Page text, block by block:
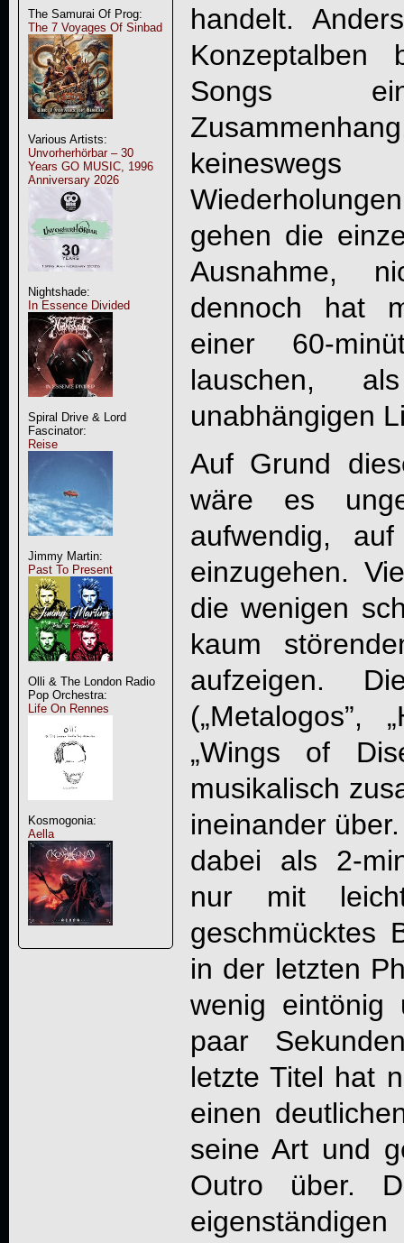
The Samurai Of Prog:
The 7 Voyages Of Sinbad
Various Artists:
Unvorherhörbar – 30
Years GO MUSIC, 1996
Anniversary 2026
Nightshade:
In Essence Divided
Spiral Drive & Lord
Fascinator:
Reise
Jimmy Martin:
Past To Present
Olli & The London Radio
Pop Orchestra:
Life On Rennes
Kosmogonia:
Aella
handelt.
Konzeptalben
Songs ein
gehen die
Ausnahme,
dennoch hat
einer 60-
lauschen,
unabhängigen
Auf Grund
wäre es
aufwendig,
einzugehen.
die wenigen
kaum
aufzeigen.
(„Metalogos”,
„Wings of
musikalisch
ineinander
dabei als 2-
nur mit
geschmücktes
in der letzten
wenig
paar
letzte Titel hat
einen
seine Art und
Outro über.